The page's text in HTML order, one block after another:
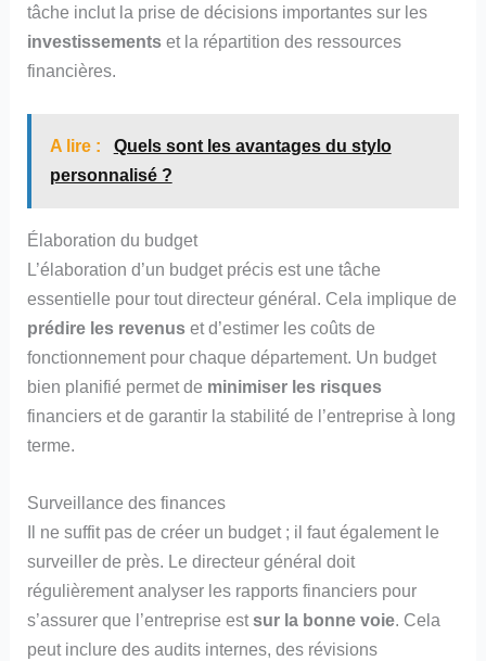
tâche inclut la prise de décisions importantes sur les
investissements et la répartition des ressources
financières.
A lire :
Quels sont les avantages du stylo
personnalisé ?
Élaboration du budget
L’élaboration d’un budget précis est une tâche
essentielle pour tout directeur général. Cela implique de
prédire les revenus et d’estimer les coûts de
fonctionnement pour chaque département. Un budget
bien planifié permet de minimiser les risques
financiers et de garantir la stabilité de l’entreprise à long
terme.
Surveillance des finances
Il ne suffit pas de créer un budget ; il faut également le
surveiller de près. Le directeur général doit
régulièrement analyser les rapports financiers pour
s’assurer que l’entreprise estsur la bonne voie. Cela
peut inclure des audits internes, des révisions